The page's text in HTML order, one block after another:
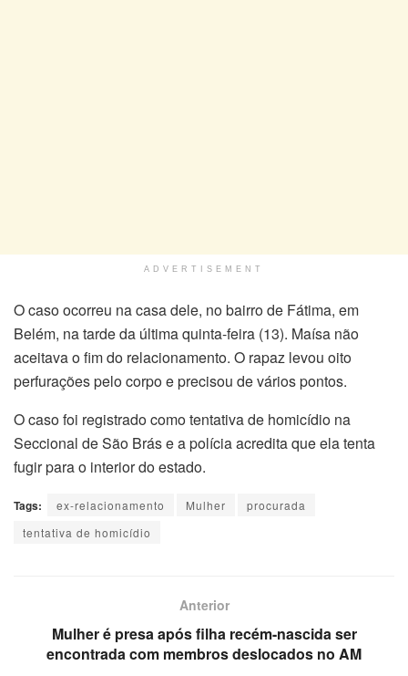
ADVERTISEMENT
O caso ocorreu na casa dele, no bairro de Fátima, em
Belém, na tarde da última quinta-feira (13). Maísa não
aceitava o fim do relacionamento. O rapaz levou oito
perfurações pelo corpo e precisou de vários pontos.
O caso foi registrado como tentativa de homicídio na
Seccional de São Brás e a polícia acredita que ela tenta
fugir para o interior do estado.
Tags: ex-relacionamento Mulher
procurada
tentativa de homicídio
Anterior
Mulher é presa após filha recém-nascida ser
encontrada com membros deslocados no AM